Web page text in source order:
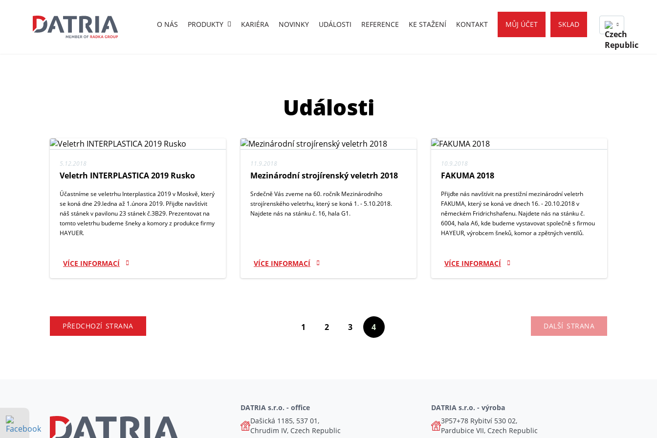
O NÁS PRODUKTY KARIÉRA NOVINKY UDÁLOSTI REFERENCE KE STAŽENÍ KONTAKT MŮJ ÚČET SKLAD
Události
5.12.2018
Veletrh INTERPLASTICA 2019 Rusko
Účastníme se veletrhu Interplastica 2019 v Moskvě, který
se koná dne 29.ledna až 1.února 2019. Přijďte navštívit
náš stánek v pavilonu 23 stánek č.3B29. Prezentovat na
tomto veletrhu budeme šneky a komory z produkce firmy
HAYUER.
VÍCE INFORMACÍ
11.9.2018
Mezinárodní strojírenský veletrh 2018
Srdečně Vás zveme na 60. ročník Mezinárodního
strojírenského veletrhu, který se koná 1. - 5.10.2018.
Najdete nás na stánku č. 16, hala G1.
VÍCE INFORMACÍ
10.9.2018
FAKUMA 2018
Přijďte nás navštívit na prestižní mezinárodní veletrh
FAKUMA, který se koná ve dnech 16. - 20.10.2018 v
německém Fridrichshafenu. Najdete nás na stánku č.
6004, hala A6, kde budeme vystavovat společně s firmou
HAYEUR, výrobcem šneků, komor a zpětných ventilů.
VÍCE INFORMACÍ
PŘEDCHOZÍ STRANA 1(aktuální)
2(aktuální)
3(aktuální)
4 DALŠÍ STRANA
DATRIA s.r.o. - office
Dašická 1185, 537 01,
Chrudim IV, Czech Republic
DATRIA s.r.o. - výroba
3P57+78 Rybitví 530 02,
Pardubice VII, Czech Republic